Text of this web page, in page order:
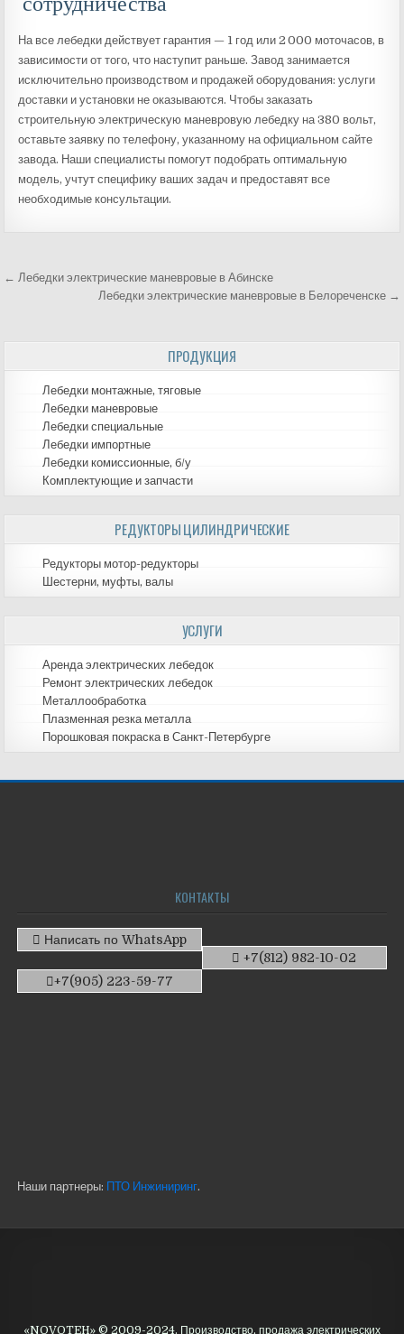
ПРОДУКЦИЯ
Лебедки монтажные, тяговые
Лебедки маневровые
Лебедки специальные
Лебедки импортные
Лебедки комиссионные, б/у
Комплектующие и запчасти
РЕДУКТОРЫ ЦИЛИНДРИЧЕСКИЕ
Редукторы мотор-редукторы
Шестерни, муфты, валы
УСЛУГИ
Аренда электрических лебедок
Ремонт электрических лебедок
Металлообработка
Плазменная резка металла
Порошковая покраска в Санкт-Петербурге
На все лебедки действует гарантия — 1 год или 2 000 моточасов, в
зависимости от того, что наступит раньше. Завод занимается
исключительно производством и продажей оборудования: услуги
доставки и установки не оказываются. Чтобы заказать
строительную электрическую маневровую лебедку на 380 вольт,
оставьте заявку по телефону, указанному на официальном сайте
завода. Наши специалисты помогут подобрать оптимальную
модель, учтут специфику ваших задач и предоставят все
необходимые консультации.
Навигация
← Лебедки электрические маневровые в Абинске
Лебедки электрические маневровые в Белореченске →
КОНТАКТЫ
Написать по WhatsApp
+7(812) 982-10-02
+7(905) 223-59-77
Наши партнеры: ПТО Инжиниринг.
«NOVOTEH» © 2009-2024. Производство, продажа электрических